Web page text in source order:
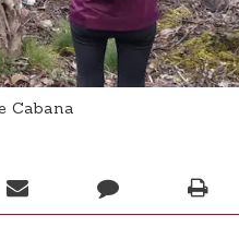
Cabana